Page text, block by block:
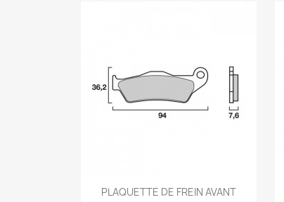
PLAQUETTE DE FREIN AVANT
Aperçu rapide